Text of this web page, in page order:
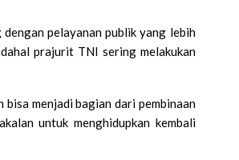
pelayanan publik yang lebih
prajurit TNI sering melakukan
menjadi bagian dari pembinaan
untuk menghidupkan kembali